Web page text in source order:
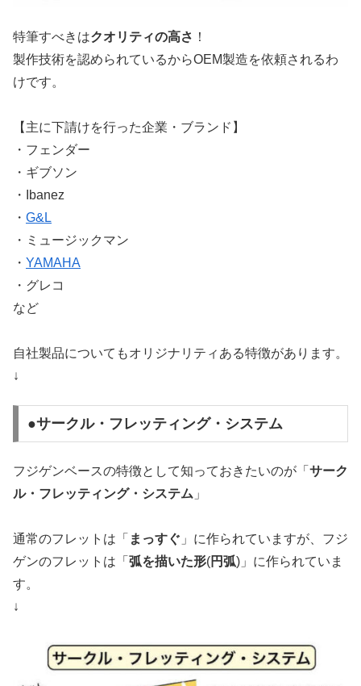
特筆すべきはクオリティの高さ ！
製作技術を認められているからOEM製造を依頼されるわ
けです。
【主に下請けを行った企業・ブランド】
・フェンダー
・ギブソン
・Ibanez
・ G&L
・ミュージックマン
・ YAMAHA
・グレコ
など
自社製品についてもオリジナリティある特徴があります。
↓
●サークル・フレッティング・システム
フジゲンベースの特徴として知っておきたいのが「 サーク
ル・フレッティング・システム 」
通常のフレットは「 まっすぐ 」に作られていますが、フジ
ゲンのフレットは「 弧を描いた形(円弧)」に作られていま
す。
↓